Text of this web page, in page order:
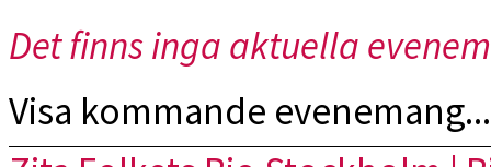
Det finns inga aktuella
Visa kommande evenemang...